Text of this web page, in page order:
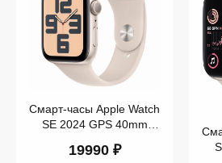
Показать
Watch
2023
Смарт-часы Apple Watch
SE 2024 GPS 40mm
with Starlight Sport Band
19990 ₽